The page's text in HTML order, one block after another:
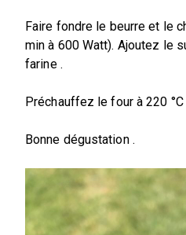
Faire fondre le beurre et le
min à 600 Watt). Ajoutez le
farine .
Préchauffez le four à 220
Bonne dégustation .